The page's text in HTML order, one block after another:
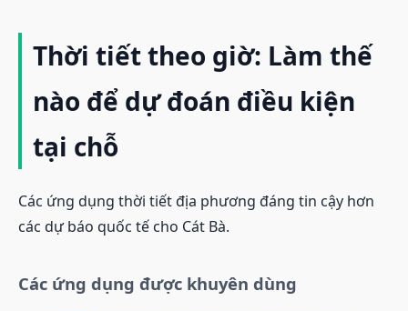
Thời tiết theo giờ: Làm thế
nào để dự đoán điều kiện
tại chỗ
Các ứng dụng thời tiết địa phương đáng tin cậy hơn
các dự báo quốc tế cho Cát Bà.
Các ứng dụng được khuyên dùng